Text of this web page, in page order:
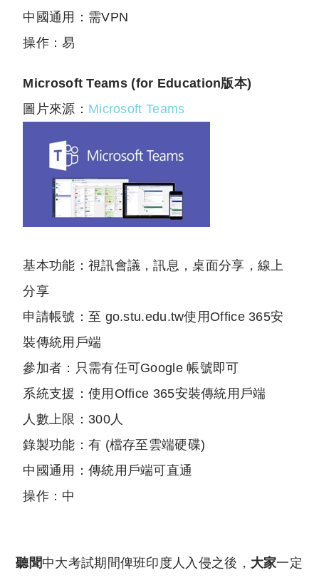
中國通用：需VPN
操作：易
Microsoft Teams (for Education版本)
圖片來源： Microsoft Teams
基本功能：視訊會議，訊息，桌面分享，線上
分享
申請帳號：至 go.stu.edu.tw使用Office 365安
裝傳統用戶端
參加者：只需有任可Google 帳號即可
系統支援：使用Office 365安裝傳統用戶端
人數上限：300人
錄製功能：有 (檔存至雲端硬碟)
中國通用：傳統用戶端可直通
操作：中
聽聞中大考試期間俾班印度人入侵之後， 大家一定